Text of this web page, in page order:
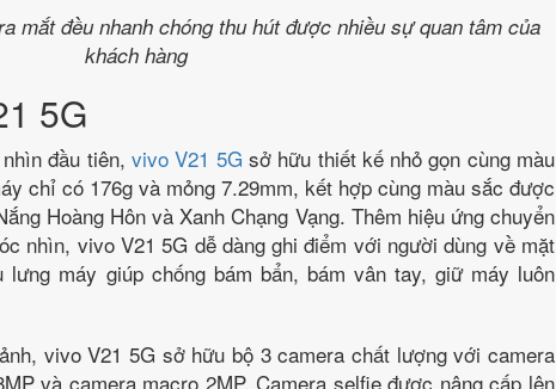
mắt đều nhanh chóng thu hút được nhiều sự quan tâm của
khách hàng
5G
đầu tiên, vivo V21 5G sở hữu thiết kế nhỏ gọn cùng màu
chỉ có 176g và mỏng 7.29mm, kết hợp cùng màu sắc được
Hoàng Hôn và Xanh Chạng Vạng. Thêm hiệu ứng chuyển
nhìn, vivo V21 5G dễ dàng ghi điểm với người dùng về mặt
máy giúp chống bám bẩn, bám vân tay, giữ máy luôn
vivo V21 5G sở hữu bộ 3 camera chất lượng với camera
và camera macro 2MP. Camera selfie được nâng cấp lên